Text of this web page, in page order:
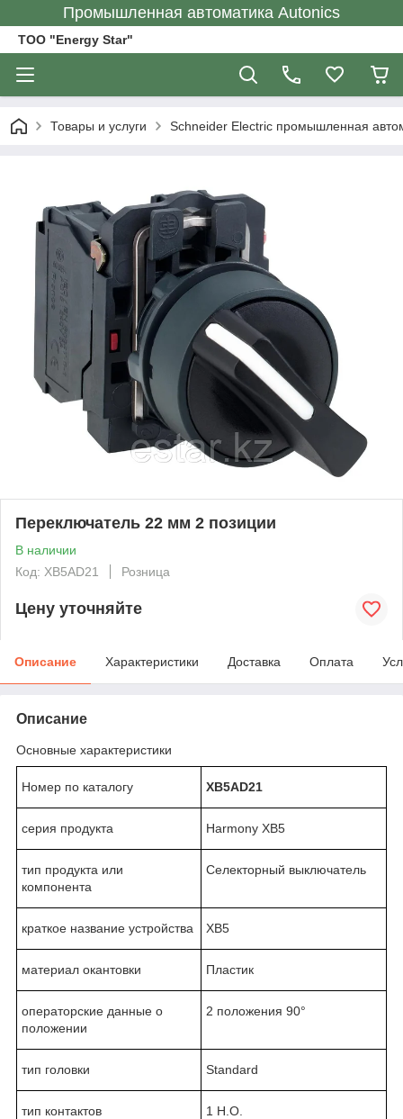
Промышленная автоматика Autonics
ТОО "Energy Star"
Товары и услуги Schneider Electric промышленная
Переключатель 22 мм 2 позиции
В наличии
Код: XB5AD21
Розница
Цену уточняйте
Описание Характеристики Доставка Оплата
Описание
Основные характеристики
Номер по каталогу XB5AD21
серия продукта Harmony XB5
тип продукта или
компонента
Селекторный выключатель
краткое название устройства XB5
материал окантовки Пластик
операторские данные о
положении
2 положения 90°
тип головки Standard
тип контактов 1 Н.О.